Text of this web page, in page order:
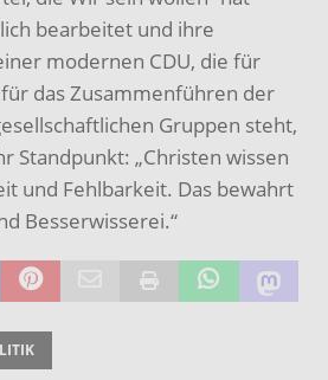
bearbeitet und ihre
modernen CDU, die für
das Zusammenführen der
Gruppen steht,
Standpunkt: „Christen wissen
und Fehlbarkeit. Das bewahrt
Besserwisserei.“